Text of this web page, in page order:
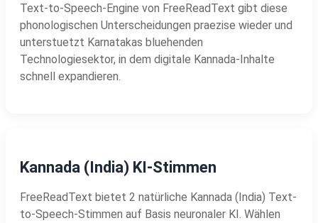
Text-to-Speech-Engine von FreeReadText gibt diese
phonologischen Unterscheidungen praezise wieder und
unterstuetzt Karnatakas bluehenden
Technologiesektor, in dem digitale Kannada-Inhalte
schnell expandieren.
Kannada (India) KI-Stimmen
FreeReadText bietet 2 natürliche Kannada (India) Text-
to-Speech-Stimmen auf Basis neuronaler KI. Wählen